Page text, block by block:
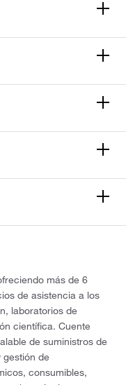
más de 6
de asistencia a los
laboratorios de
científica. Cuente
de suministros de
de
consumibles,